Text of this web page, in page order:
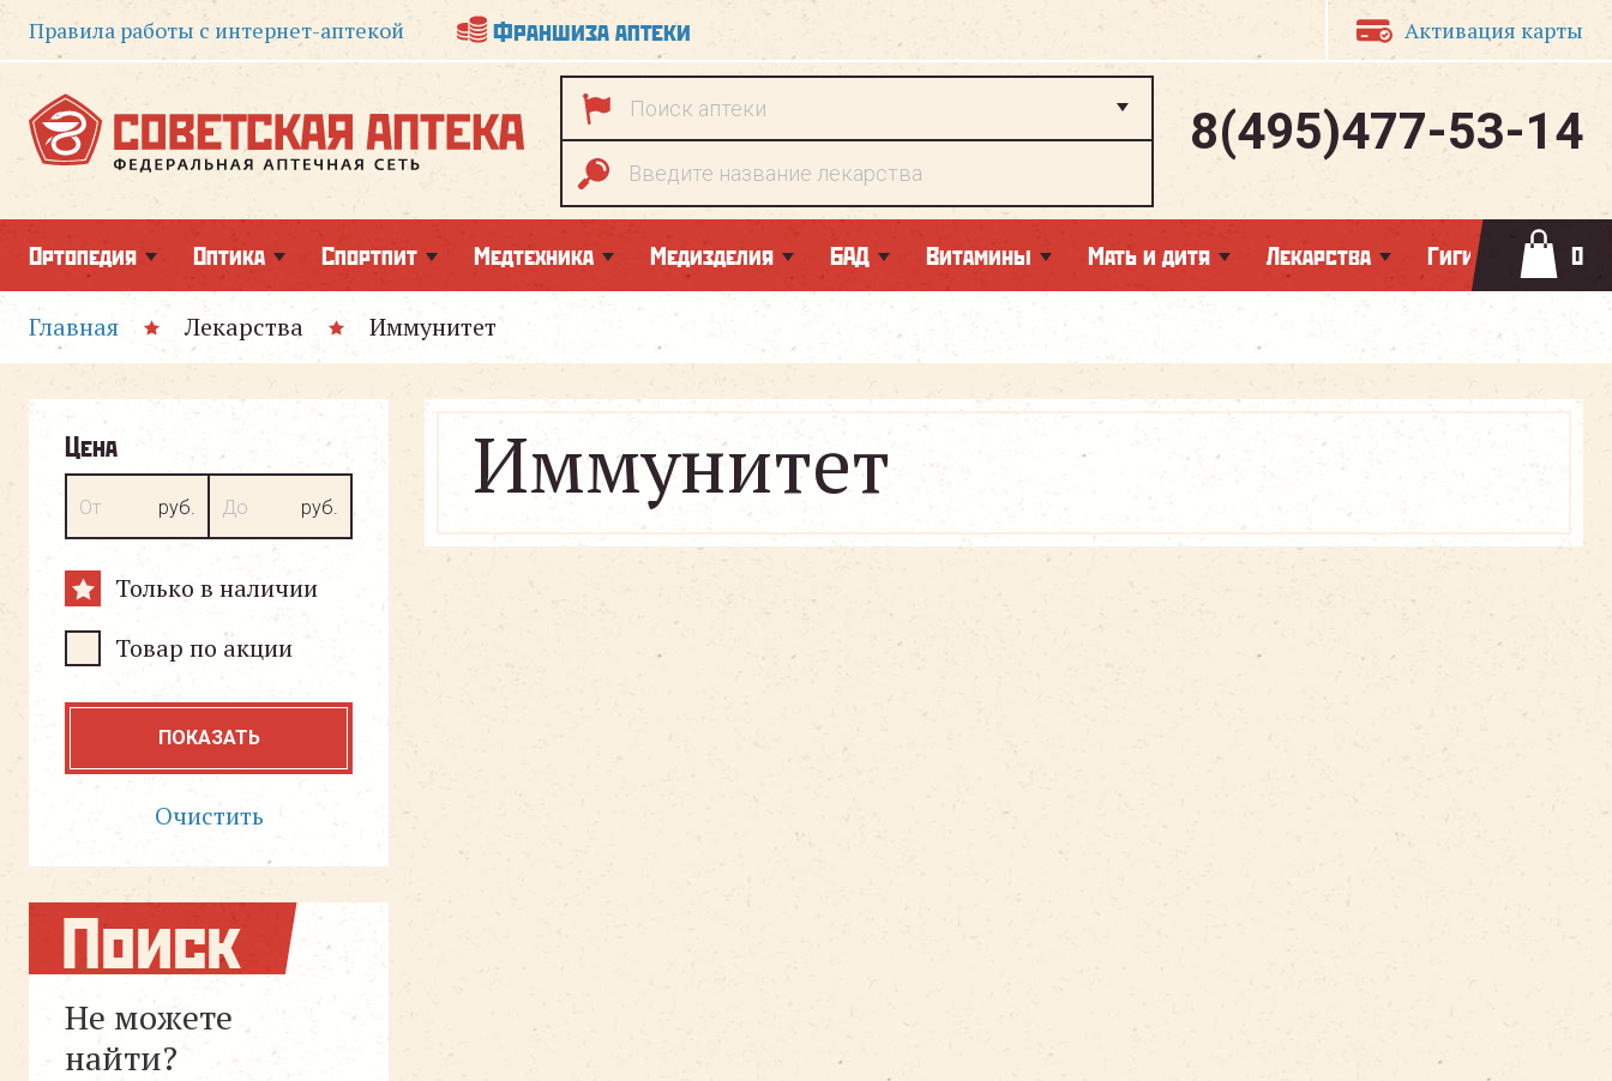
Правила работы с интернет-аптекой Франшиза аптеки Активация карты
8(495)477-53-14
Ортопедия Оптика Спортпит Медтехника Медизделия БАД Витамины Мать и дитя Лекарства Гигиена 0
Главная Лекарства Иммунитет
Иммунитет
Цена
От руб. До руб.
Только в наличии
Товар по акции
ПОКАЗАТЬ
Очистить
Поиск
Не можете
найти?